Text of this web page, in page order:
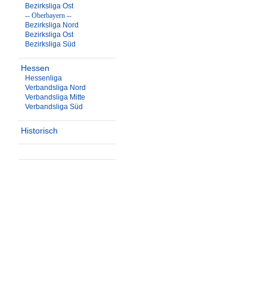
Bezirksliga Ost
-- Oberbayern --
Bezirksliga Nord
Bezirksliga Ost
Bezirksliga Süd
Hessen
Hessenliga
Verbandsliga Nord
Verbandsliga Mitte
Verbandsliga Süd
Historisch